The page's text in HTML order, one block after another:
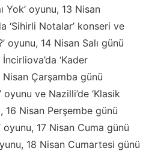
Yok’ oyunu, 13 Nisan
‘Sihirli Notalar’ konseri ve
oyunu, 14 Nisan Salı günü
İncirliova’da ‘Kader
Nisan Çarşamba günü
oyunu ve Nazilli’de ‘Klasik
16 Nisan Perşembe günü
oyunu, 17 Nisan Cuma günü
18 Nisan Cumartesi günü